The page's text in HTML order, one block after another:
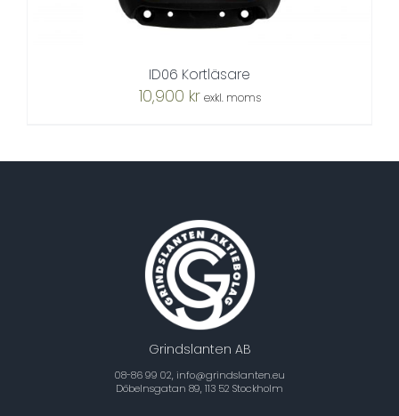
ID06 Kortläsare
10,900 kr exkl. moms
Grindslanten AB
08-86 99 02, info@grindslanten.eu
Döbelnsgatan 89, 113 52 Stockholm